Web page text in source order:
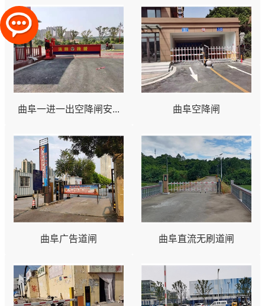
曲阜一进一出空降闸安... 曲阜空降闸
曲阜广告道闸 曲阜直流无刷道闸